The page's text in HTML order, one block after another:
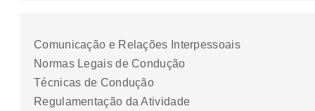
Comunicação e Relações Interpessoais
Normas Legais de Condução
Técnicas de Condução
Regulamentação da Atividade